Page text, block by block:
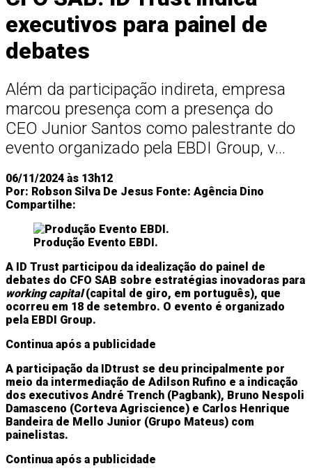
executivos para painel de
debates
Além da participação indireta, empresa
marcou presença com a presença do
CEO Junior Santos como palestrante do
evento organizado pela EBDI Group, v...
06/11/2024 às 13h12
Por: Robson Silva De Jesus Fonte: Agência Dino
Compartilhe:
Produção Evento EBDI.
A ID Trust participou da idealização do painel de
debates do CFO SAB sobre estratégias inovadoras para
working capital(capital de giro, em português), que
ocorreu em 18 de setembro. O evento é organizado
pela EBDI Group.
Continua após a publicidade
A participação da IDtrust se deu principalmente por
meio da intermediação de Adilson Rufino e a indicação
dos executivos André Trench (Pagbank), Bruno Nespoli
Damasceno (Corteva Agriscience) e Carlos Henrique
Bandeira de Mello Junior (Grupo Mateus) com
painelistas.
Continua após a publicidade